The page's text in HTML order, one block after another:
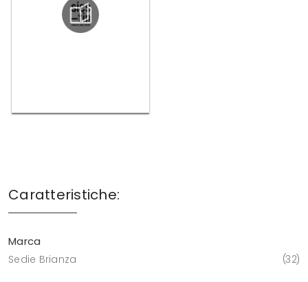
Caratteristiche:
Marca
Sedie Brianza 32